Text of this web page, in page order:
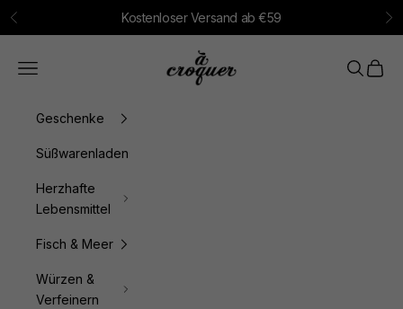
Zum Inhalt springen
Zurück Kostenloser Versand ab €59
à croquer
Menü Suchen
Geschenke
Süßwarenladen
Herzhafte
Lebensmittel
Fisch & Meer
Würzen &
Verfeinern